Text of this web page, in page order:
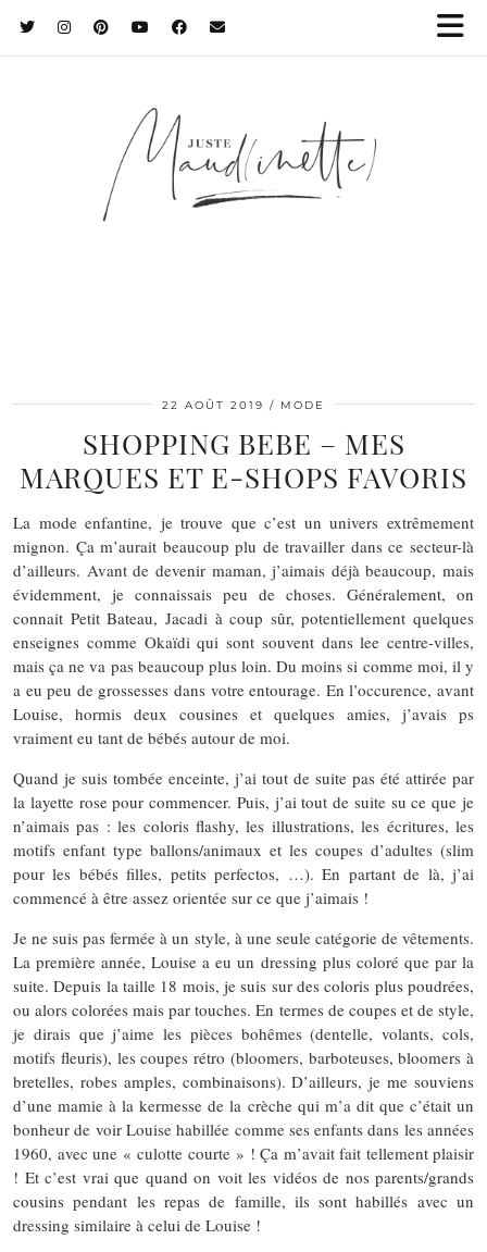
22 AOÛT 2019 MODE
SHOPPING BEBE – MES
MARQUES ET E-SHOPS FAVORIS
La mode enfantine, je trouve que c’est un univers extrêmement
mignon. Ça m’aurait beaucoup plu de travailler dans ce secteur-là
d’ailleurs. Avant de devenir maman, j’aimais déjà beaucoup, mais
évidemment, je connaissais peu de choses. Généralement, on
connait Petit Bateau, Jacadi à coup sûr, potentiellement quelques
enseignes comme Okaïdi qui sont souvent dans lee centre-villes,
mais ça ne va pas beaucoup plus loin. Du moins si comme moi, il y
a eu peu de grossesses dans votre entourage. En l’occurence, avant
Louise, hormis deux cousines et quelques amies, j’avais ps
vraiment eu tant de bébés autour de moi.
Quand je suis tombée enceinte, j’ai tout de suite pas été attirée par
la layette rose pour commencer. Puis, j’ai tout de suite su ce que je
n’aimais pas : les coloris flashy, les illustrations, les écritures, les
motifs enfant type ballons/animaux et les coupes d’adultes (slim
pour les bébés filles, petits perfectos, …). En partant de là, j’ai
commencé à être assez orientée sur ce que j’aimais !
Je ne suis pas fermée à un style, à une seule catégorie de vêtements.
La première année, Louise a eu un dressing plus coloré que par la
suite. Depuis la taille 18 mois, je suis sur des coloris plus poudrées,
ou alors colorées mais par touches. En termes de coupes et de style,
je dirais que j’aime les pièces bohêmes (dentelle, volants, cols,
motifs fleuris), les coupes rétro (bloomers, barboteuses, bloomers à
bretelles, robes amples, combinaisons). D’ailleurs, je me souviens
d’une mamie à la kermesse de la crèche qui m’a dit que c’était un
bonheur de voir Louise habillée comme ses enfants dans les années
1960, avec une « culotte courte » ! Ça m’avait fait tellement plaisir
! Et c’est vrai que quand on voit les vidéos de nos parents/grands
cousins pendant les repas de famille, ils sont habillés avec un
dressing similaire à celui de Louise !